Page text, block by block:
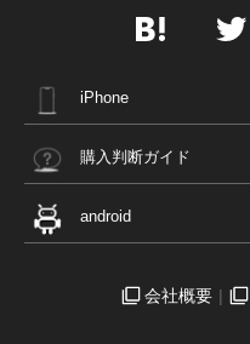
iPhone
購入判断ガイド
android
会社概要